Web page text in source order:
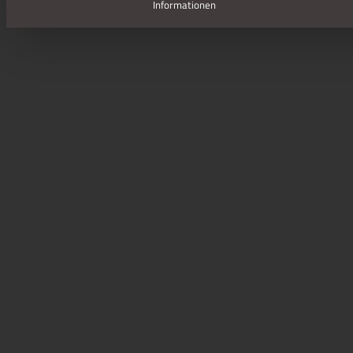
Informationen